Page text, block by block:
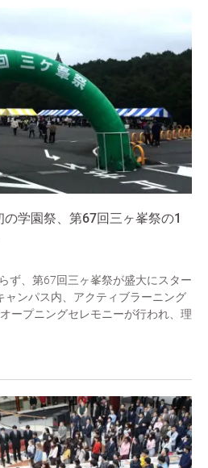
学園祭、第67回三ヶ峯祭の1
ず、第67回三ヶ峯祭が盛大にスター
ャンパス内、アクティブラーニング
ープニングセレモニーが行われ、理